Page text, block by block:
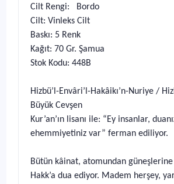
Cilt Rengi: Bordo
Cilt: Vinleks Cilt
Baskı: 5 Renk
Kağıt: 70 Gr. Şamua
Stok Kodu: 448B
Hizbü’l-Envâri’l-Hakâikı’n-Nuriye /
Büyük Cevşen
Kur’an’ın lisanı ile: “Ey insanlar,
ehem­miyetiniz var” ferman ediliyor.
Bütün kâinat, atomundan güneşlerine
Hakk’a dua ediyor. Madem herşey,